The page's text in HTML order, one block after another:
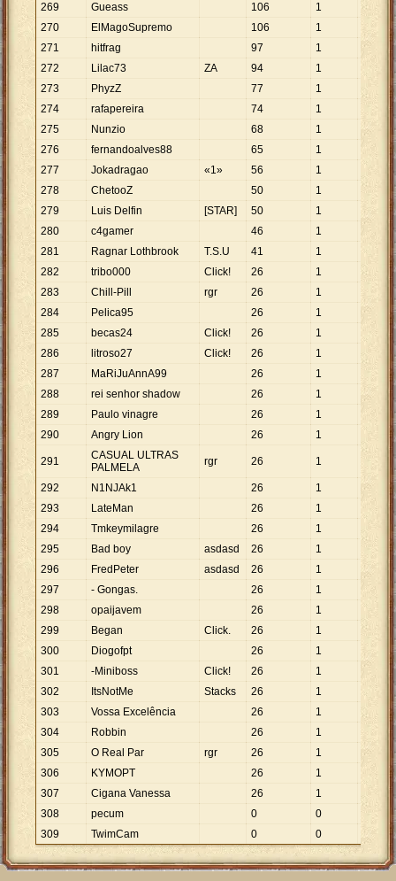
269
Gueass 106 1
106
270
ElMagoSupremo 106 1
106
271
hitfrag 97 1
97
272
Lilac73 ZA 94 1
273
PhyzZ 77 1
77
274
rafapereira 74 1
275
Nunzio 68 1
68
276
fernandoalves88 65 1
65
277
Jokadragao «1» 56 1
278
ChetooZ 50 1
50
279
Luis Delfin [STAR] 50 1
50
280
c4gamer 46 1
281
Ragnar Lothbrook T.S.U 41 1
282
tribo000 Click! 26 1
283
Chill-Pill rgr 26 1
284
Pelica95 26 1
26
285
becas24 Click! 26 1
286
litroso27 Click! 26 1
26
287
MaRiJuAnnA99 26 1
288
rei senhor shadow 26 1
26
289
Paulo vinagre 26 1
26
290
Angry Lion 26 1
291
CASUAL ULTRAS
PALMELA
rgr 26 1
292 N1NJAk1 26 1
26
293
LateMan 26 1
294
Tmkeymilagre 26 1
26
295
Bad boy asdasd 26 1
296
FredPeter asdasd 26 1
26
297
- Gongas. 26 1
26
298
opaijavem 26 1
299
Began Click. 26 1
26
300
Diogofpt 26 1
26
301
-Miniboss Click! 26 1
302
ItsNotMe Stacks 26 1
303
Vossa Excelência 26 1
26
304
Robbin 26 1
305
O Real Par rgr 26 1
26
306
KYMOPT 26 1
307
Cigana Vanessa 26 1
26
308
pecum 0
0
309
TwimCam 0 0